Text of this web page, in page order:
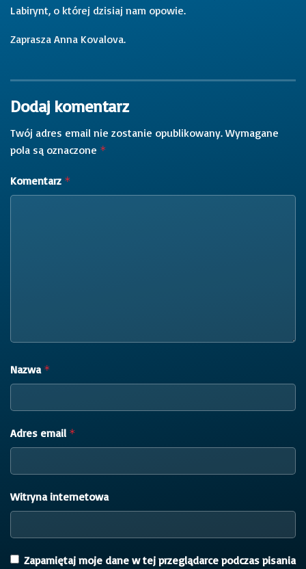
Labirynt, o której dzisiaj nam opowie.
Zaprasza Anna Kovalova.
Dodaj komentarz
Twój adres email nie zostanie opublikowany. Wymagane
pola są oznaczone *
Komentarz *
Nazwa *
Adres email *
Witryna internetowa
Zapamiętaj moje dane w tej przeglądarce podczas pisania